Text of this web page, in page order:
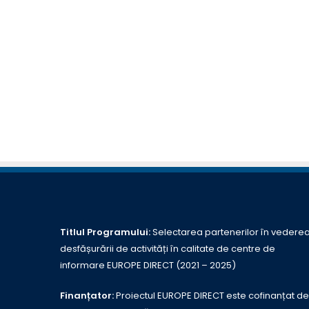
Titlul Programului:Selectarea partenerilor în
desfășurării de activități în calitate de centre de
informare EUROPE DIRECT (2021 – 2025)
Finanțator:Proiectul EUROPE DIRECT este cofinanțat de